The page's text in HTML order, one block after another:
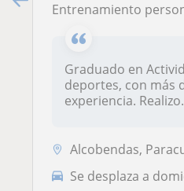
Entrenamiento
Graduado en
deportes, con más
experiencia.
Alcobendas, Paracuellos de Jarama,
Se desplaza a